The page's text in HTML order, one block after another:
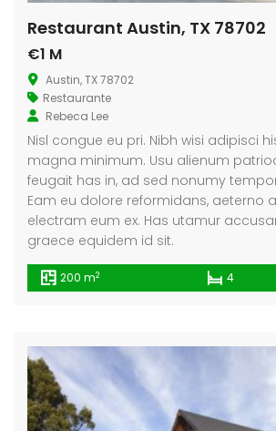
Restaurant Austin, TX 78702
€1 M
Austin, TX 78702
Restaurante
Rebeca Lee
Nisl congue eu pri. Nibh wisi adipisci
magna minimum. Usu alienum
feugait has in, ad sed nonumy
Eam eu dolore reformidans, aeterno
electram eum ex. Has utamur
graece equidem id sit.
200 m2 4